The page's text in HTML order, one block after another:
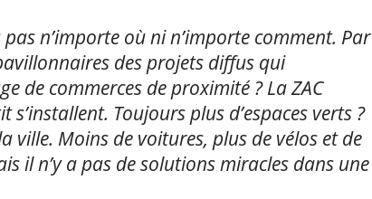
n’importe où ni n’importe comment. Par
des projets diffus qui
de commerces de proximité ? La ZAC
Toujours plus d’espaces verts ?
ville. Moins de voitures, plus de vélos et de
il n’y a pas de solutions miracles dans une